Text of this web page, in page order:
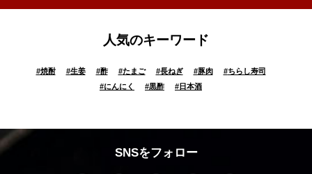
人気のキーワード
#焼酎 #生姜 #酢 #たまご #長ねぎ #豚肉 #ちらし寿司
#にんにく #黒酢 #日本酒
SNSをフォロー